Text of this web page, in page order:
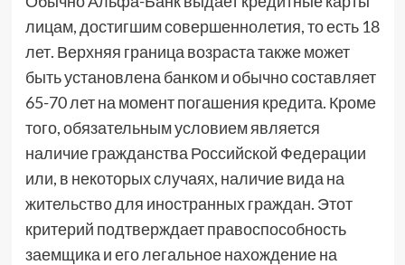
лицам, достигшим совершеннолетия, то есть 18
лет. Верхняя граница возраста также может
быть установлена банком и обычно составляет
65-70 лет на момент погашения кредита. Кроме
того, обязательным условием является
наличие гражданства Российской Федерации
или, в некоторых случаях, наличие вида на
жительство для иностранных граждан. Этот
критерий подтверждает правоспособность
заемщика и его легальное нахождение на